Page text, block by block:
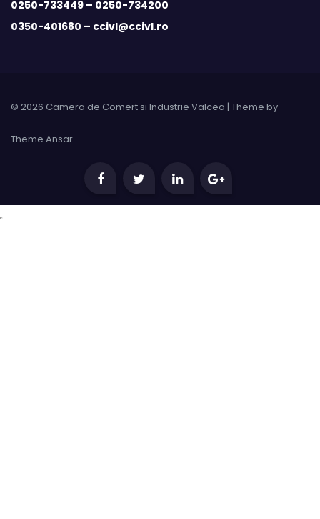
0250-733449 – 0250-734200
0350-401680 – ccivl@ccivl.ro
© 2026 Camera de Comert si Industrie Valcea | Theme by
Theme Ansar